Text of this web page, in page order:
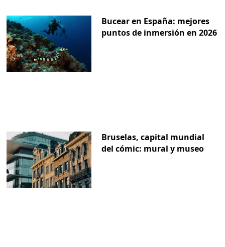
Bucear en España: mejores
puntos de inmersión en 2026
Bruselas, capital mundial
del cómic: mural y museo